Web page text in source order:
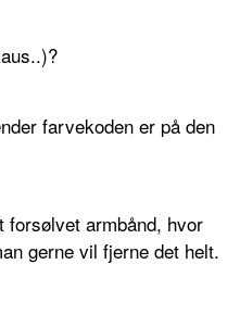
farvekoden er på den
forsølvet armbånd, hvor
gerne vil fjerne det helt.